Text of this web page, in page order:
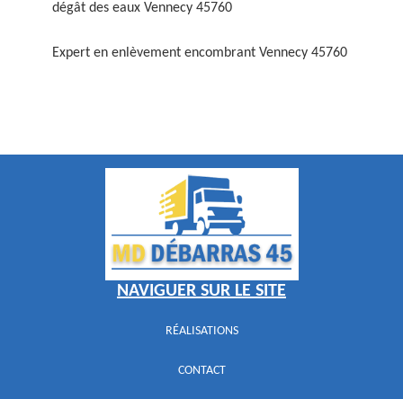
dégât des eaux Vennecy 45760
Expert en enlèvement encombrant Vennecy 45760
NAVIGUER SUR LE SITE
RÉALISATIONS
CONTACT